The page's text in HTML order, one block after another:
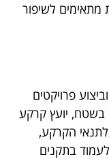
מתאימים לשיפור
פרויקטים
בשטח, יועץ קרקע
לתנאי הקרקע,
בתקנים